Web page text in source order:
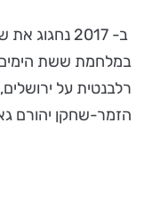
רלבנטית על
הזמר-שחקן יהורם